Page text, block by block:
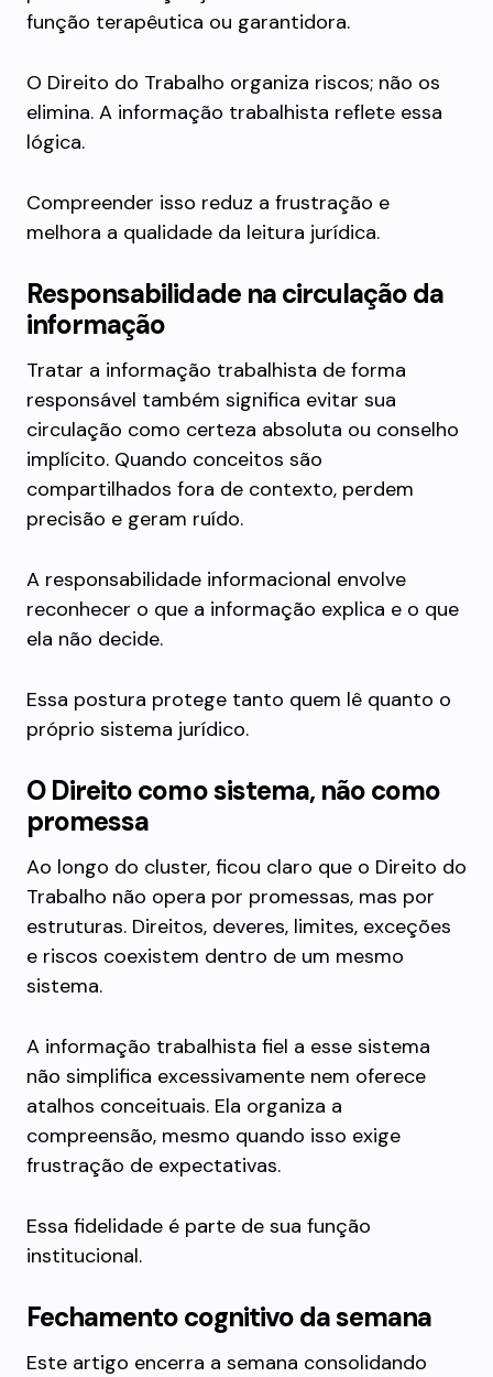
função terapêutica ou garantidora.
O Direito do Trabalho organiza riscos; não os
elimina. A informação trabalhista reflete essa
lógica.
Compreender isso reduz a frustração e
melhora a qualidade da leitura jurídica.
Responsabilidade na circulação da
informação
Tratar a informação trabalhista de forma
responsável também significa evitar sua
circulação como certeza absoluta ou conselho
implícito. Quando conceitos são
compartilhados fora de contexto, perdem
precisão e geram ruído.
A responsabilidade informacional envolve
reconhecer o que a informação explica e o que
ela não decide.
Essa postura protege tanto quem lê quanto o
próprio sistema jurídico.
O Direito como sistema, não como
promessa
Ao longo do cluster, ficou claro que o Direito do
Trabalho não opera por promessas, mas por
estruturas. Direitos, deveres, limites, exceções
e riscos coexistem dentro de um mesmo
sistema.
A informação trabalhista fiel a esse sistema
não simplifica excessivamente nem oferece
atalhos conceituais. Ela organiza a
compreensão, mesmo quando isso exige
frustração de expectativas.
Essa fidelidade é parte de sua função
institucional.
Fechamento cognitivo da semana
Este artigo encerra a semana consolidando